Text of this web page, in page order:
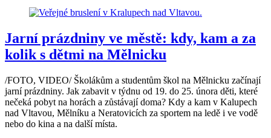
Jarní prázdniny ve městě: kdy, kam a za
kolik s dětmi na Mělnicku
/FOTO, VIDEO/ Školákům a studentům škol na Mělnicku začínají
jarní prázdniny. Jak zabavit v týdnu od 19. do 25. února děti, které
nečeká pobyt na horách a zůstávají doma? Kdy a kam v Kalupech
nad Vltavou, Mělníku a Neratovicích za sportem na ledě i ve vodě
nebo do kina a na další místa.